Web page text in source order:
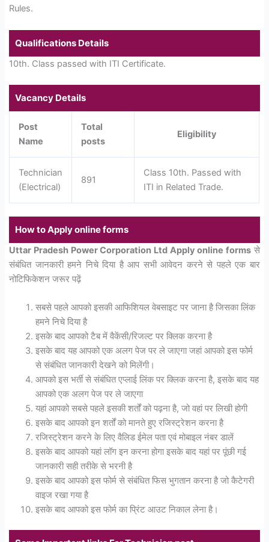
Rules.
Qualifications Details
10th. Class passed with ITI Certificate.
Vacancy Details
Post
Name
Total
posts
Eligibility
Technician
(Electrical)
891
Class 10th. Passed with
ITI in Related Trade.
How to Apply online forms
Uttar Pradesh Power Corporation Ltd Apply online forms से
संबंधित जानकारी हमने निचे दिया है आप सभी आवेदन करने से पहले एक बार
नोटिफिकेशन जरूर पढ़ें
सबसे पहले आपको इसकी आफिशियल वेबसाइट पर जाना है जिसका लिंक
हमने निचे दिया है
इसके बाद आपको टैब में वैकेंसी/रिजल्ट पर क्लिक करना है
इसके बाद यह आपको एक अलग पेज पर ले जाएगा जहां आपको इस फोर्म
से संबंधित जानकारी देखने को मिलेंगी।
आपको इस भर्ती से संबंधित एप्लाई लिंक पर क्लिक करना है, इसके बाद यह
आपको एक अलग पेज पर ले जाएगा
यहां आपको सबसे पहले इसकी शर्तों को पढ़ना है, जो वहां पर लिखी होगी
इसके बाद आपको इन शर्तों को मानते हुए रजिस्ट्रेशन करना है
रजिस्ट्रेशन करने के लिए वैलिड ईमेल पता एवं मोबाइल नंबर डालें
इसके बाद आपको यहां लॉग इन करना होगा इसके बाद यहां पर पूंछी गई
जानकारी सही तरीके से भरनी है
इसके बाद आपको इस फोर्म से संबंधित फिस भुगतान करना है जो कैटेगरी
वाइज रखा गया है
इसके बाद आपको इस फोर्म का प्रिंट आउट निकाल लेना है।